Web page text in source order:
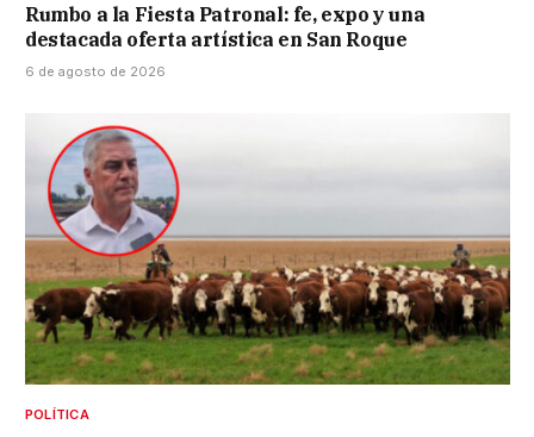
Rumbo a la Fiesta Patronal: fe, expo y una
destacada oferta artística en San Roque
6 de agosto de 2026
POLÍTICA